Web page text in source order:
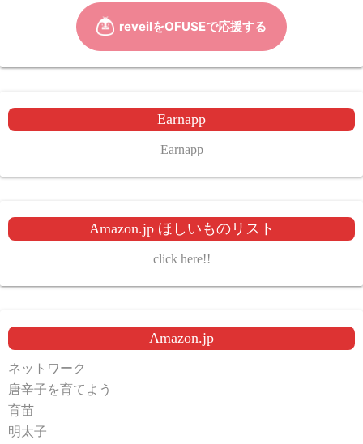
Earnapp
Earnapp
Amazon.jp ほしいものリスト
click here!!
Amazon.jp
ネットワーク
唐辛子を育てよう
育苗
明太子